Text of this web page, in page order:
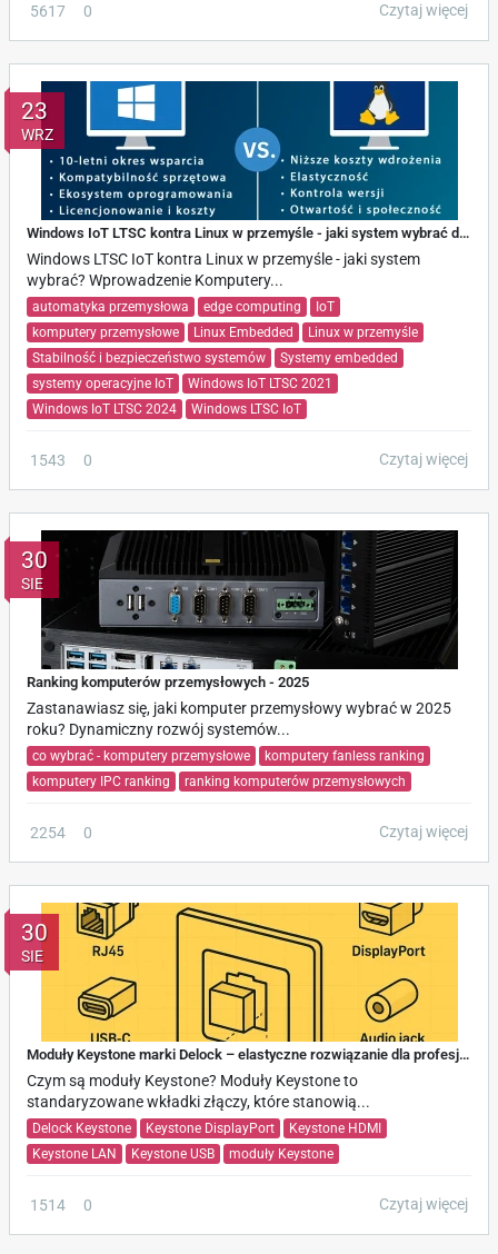
5617 0 Czytaj więcej
23
WRZ
Windows IoT LTSC kontra Linux w przemyśle - jaki system wybrać dla urządzeń embedded?
Windows LTSC IoT kontra Linux w przemyśle - jaki system
wybrać? Wprowadzenie Komputery...
automatyka przemysłowa edge computing
IoT
komputery przemysłowe
Linux Embedded
Linux w przemyśle
Stabilność i bezpieczeństwo systemów
Systemy embedded
systemy operacyjne IoT
Windows IoT LTSC 2021
Windows IoT LTSC 2024
Windows LTSC IoT
1543 0 Czytaj więcej
30
SIE
Ranking komputerów przemysłowych - 2025
Zastanawiasz się, jaki komputer przemysłowy wybrać w 2025
roku? Dynamiczny rozwój systemów...
co wybrać - komputery przemysłowe
komputery fanless ranking
komputery IPC ranking
ranking komputerów przemysłowych
2254 0 Czytaj więcej
30
SIE
Moduły Keystone marki Delock – elastyczne rozwiązanie dla profesjonalnych instalacji
Czym są moduły Keystone? Moduły Keystone to
standaryzowane wkładki złączy, które stanowią...
Delock Keystone Keystone DisplayPort
Keystone HDMI
Keystone LAN
Keystone USB moduły Keystone
1514 0 Czytaj więcej